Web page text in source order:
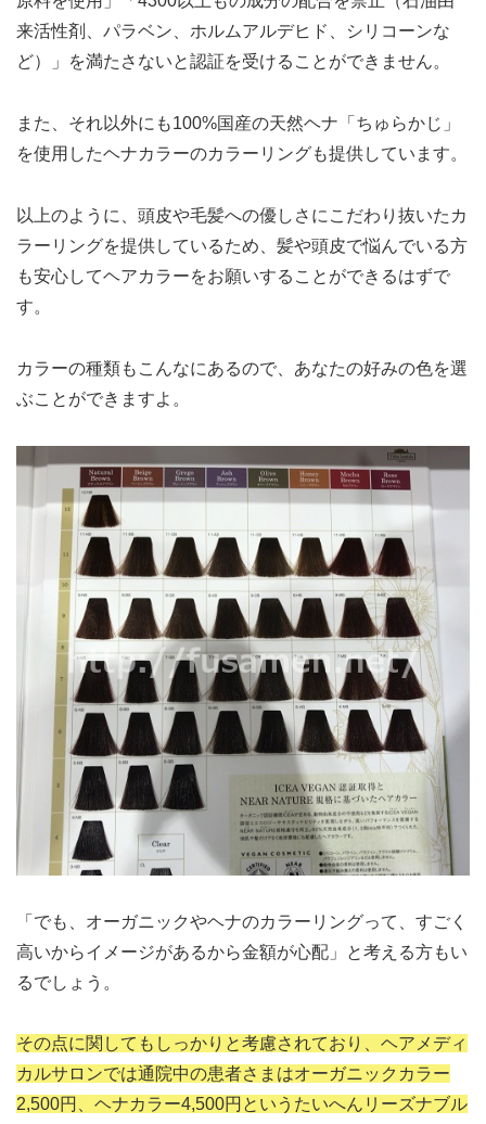
来活性剤、パラベン、ホルムアルデヒド、シリコーンな
ど）」を満たさないと認証を受けることができません。
また、それ以外にも100%国産の天然ヘナ「ちゅらかじ」
を使用したヘナカラーのカラーリングも提供しています。
以上のように、頭皮や毛髪への優しさにこだわり抜いたカ
ラーリングを提供しているため、髪や頭皮で悩んでいる方
も安心してヘアカラーをお願いすることができるはずで
す。
カラーの種類もこんなにあるので、あなたの好みの色を選
ぶことができますよ。
「でも、オーガニックやヘナのカラーリングって、すごく
高いからイメージがあるから金額が心配」と考える方もい
るでしょう。
その点に関してもしっかりと考慮されており、ヘアメディ
カルサロンでは通院中の患者さまはオーガニックカラー
2,500円、ヘナカラー4,500円というたいへんリーズナブル